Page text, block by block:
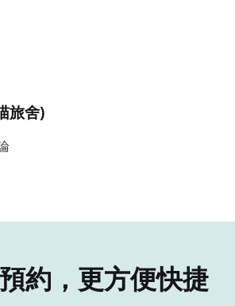
旅舍)
約，更方便快捷